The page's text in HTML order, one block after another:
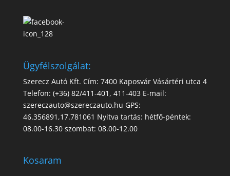
Ügyfélszolgálat:
Szerecz Autó Kft. Cím: 7400 Kaposvár Vásártéri utca 4
Telefon: (+36) 82/411-401, 411-403 E-mail:
szereczauto@szereczauto.hu GPS:
46.356891,17.781061 Nyitva tartás: hétfő-péntek:
08.00-16.30 szombat: 08.00-12.00
Kosaram